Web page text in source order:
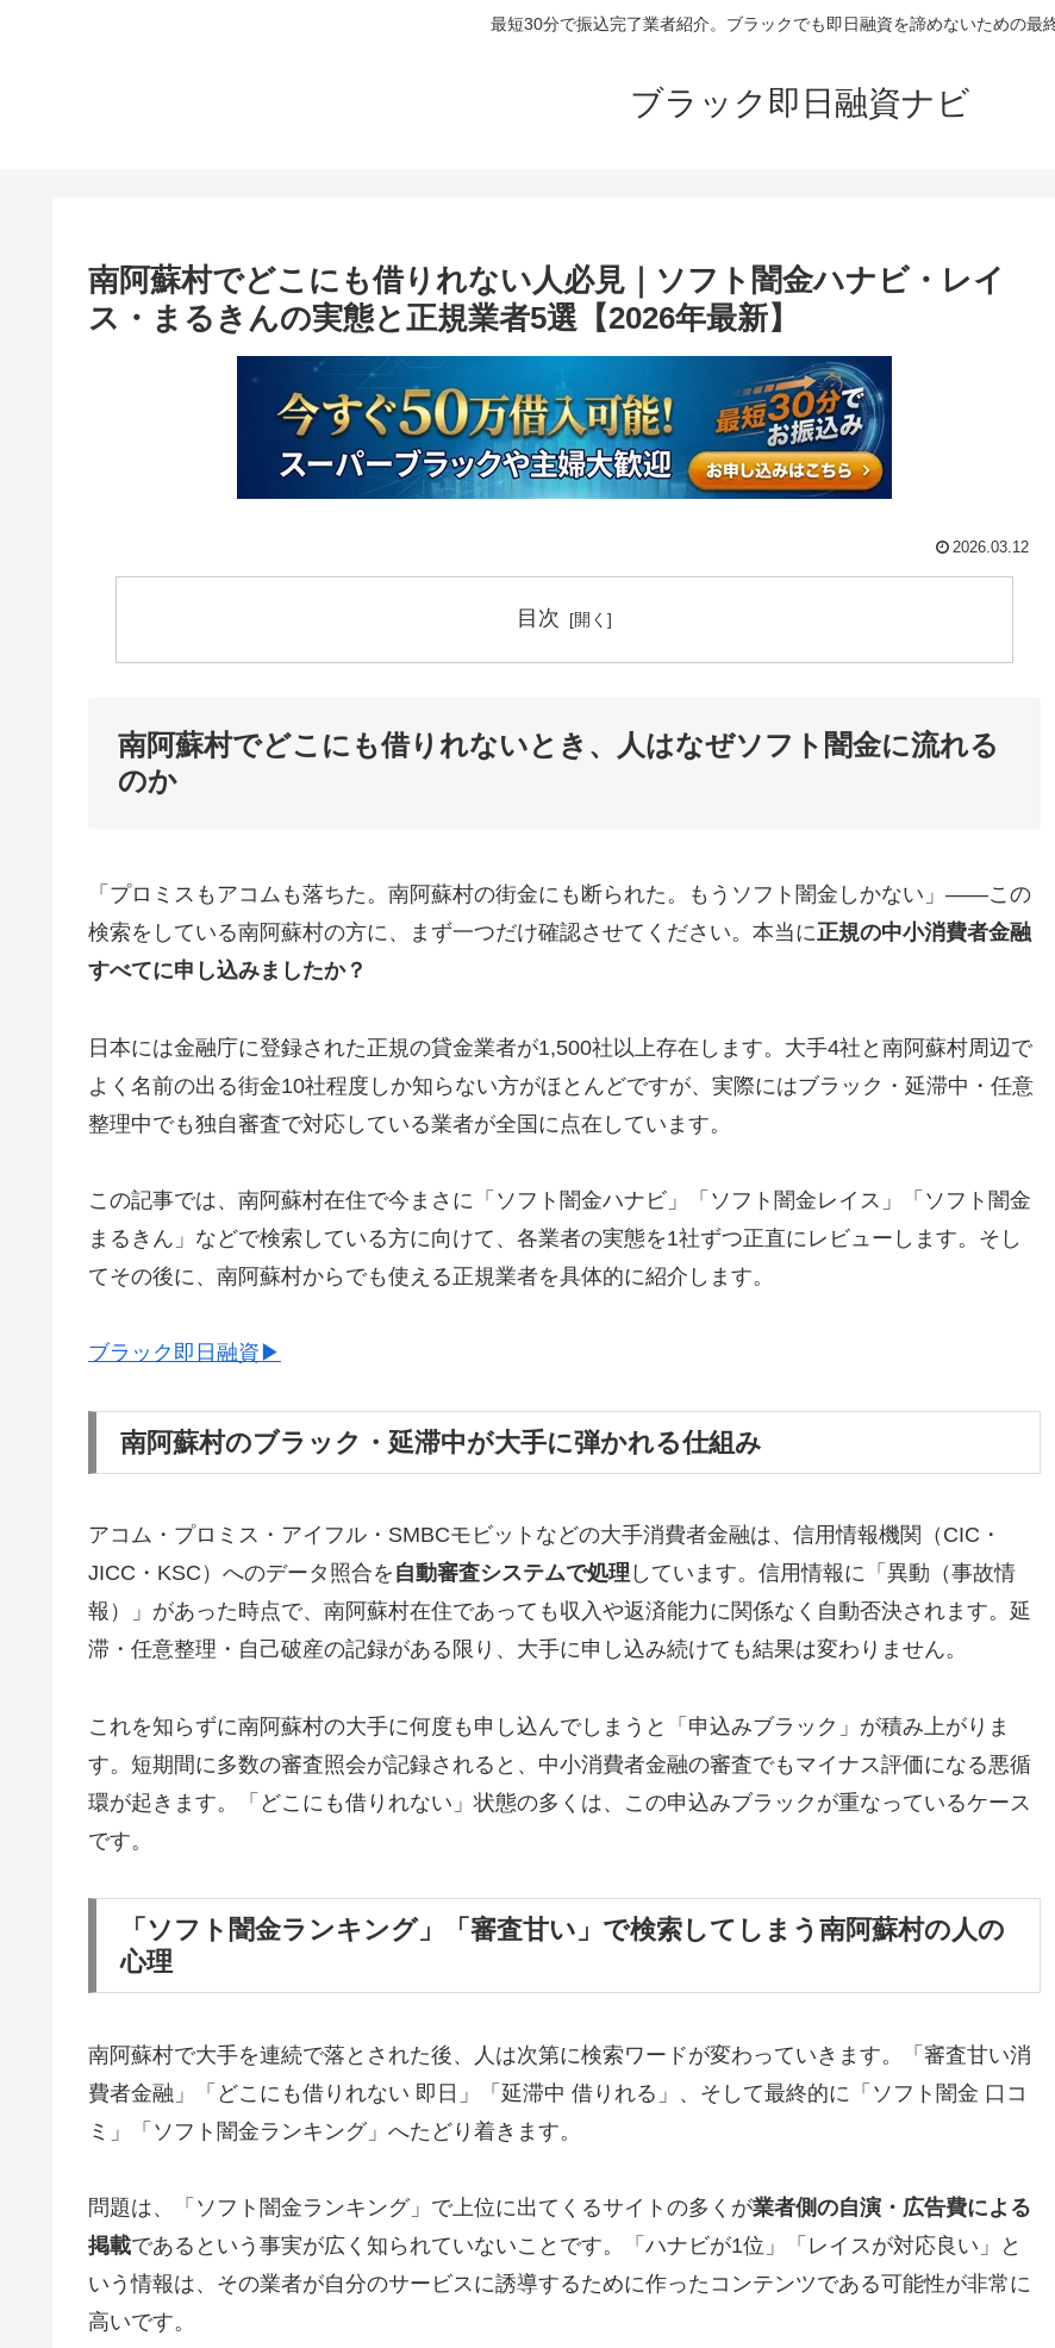
最短30分で振込完了業者紹介。ブラックでも即日融資を諦めないための最終
ブラック即日融資ナビ
南阿蘇村でどこにも借りれない人必見｜ソフト闇金ハナビ・レイ
ス・まるきんの実態と正規業者5選【2026年最新】
2026.03.12
目次
南阿蘇村でどこにも借りれないとき、人はなぜソフト闇金に流れる
のか
「プロミスもアコムも落ちた。南阿蘇村の街金にも断られた。もうソフト闇金しかない」——この
検索をしている南阿蘇村の方に、まず一つだけ確認させてください。本当に正規の中小消費者金融
すべてに申し込みましたか？
日本には金融庁に登録された正規の貸金業者が1,500社以上存在します。大手4社と南阿蘇村周辺で
よく名前の出る街金10社程度しか知らない方がほとんどですが、実際にはブラック・延滞中・任意
整理中でも独自審査で対応している業者が全国に点在しています。
この記事では、南阿蘇村在住で今まさに「ソフト闇金ハナビ」「ソフト闇金レイス」「ソフト闇金
まるきん」などで検索している方に向けて、各業者の実態を1社ずつ正直にレビューします。そし
てその後に、南阿蘇村からでも使える正規業者を具体的に紹介します。
ブラック即日融資▶
南阿蘇村のブラック・延滞中が大手に弾かれる仕組み
アコム・プロミス・アイフル・SMBCモビットなどの大手消費者金融は、信用情報機関（CIC・
JICC・KSC）へのデータ照合を 自動審査システムで処理 しています。信用情報に「異動（事故情
報）」があった時点で、南阿蘇村在住であっても収入や返済能力に関係なく自動否決されます。延
滞・任意整理・自己破産の記録がある限り、大手に申し込み続けても結果は変わりません。
これを知らずに南阿蘇村の大手に何度も申し込んでしまうと「申込みブラック」が積み上がりま
す。短期間に多数の審査照会が記録されると、中小消費者金融の審査でもマイナス評価になる悪循
環が起きます。「どこにも借りれない」状態の多くは、この申込みブラックが重なっているケース
です。
「ソフト闇金ランキング」「審査甘い」で検索してしまう南阿蘇村の人の
心理
南阿蘇村で大手を連続で落とされた後、人は次第に検索ワードが変わっていきます。「審査甘い消
費者金融」「どこにも借りれない 即日」「延滞中 借りれる」、そして最終的に「ソフト闇金 口コ
ミ」「ソフト闇金ランキング」へたどり着きます。
問題は、「ソフト闇金ランキング」で上位に出てくるサイトの多くが業者側の自演・広告費による
掲載であるという事実が広く知られていないことです。「ハナビが1位」「レイスが対応良い」と
いう情報は、その業者が自分のサービスに誘導するために作ったコンテンツである可能性が非常に
高いです。